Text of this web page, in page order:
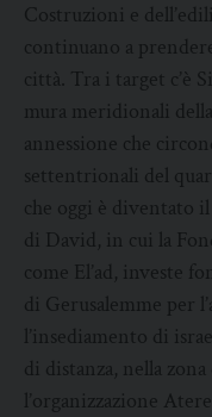
Costruzioni e
continuano a
città. Tra i target c’è
mura meridionali
annessione che
settentrionali del
che oggi è diventato
di David, in cui la
come El’ad, investe
di Gerusalemme per
l’insediamento di
di distanza, nella
l’organizzazione